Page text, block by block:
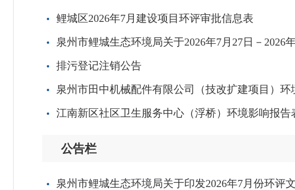
鲤城区2026年7月建设项目环评审批信息表
泉州市鲤城生态环境局关于2026年7月27日－
排污登记注销公告
泉州市田中机械配件有限公司（技改扩建项目）环
江南新区社区卫生服务中心（浮桥）环境影响报
公告栏
泉州市鲤城生态环境局关于印发2026年7月份环评